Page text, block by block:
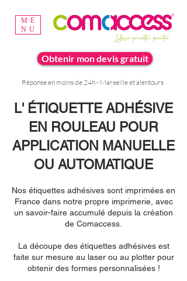
Obtenir mon devis gratuit
Réponse en moins de 24h - Marseille et alentours
ME
NU
L' ÉTIQUETTE ADHÉSIVE
EN ROULEAU POUR
APPLICATION MANUELLE
OU AUTOMATIQUE
Nos étiquettes adhésives sont imprimées en
France dans notre propre imprimerie, avec
un savoir-faire accumulé depuis la création
de Comaccess.
La découpe des étiquettes adhésives est
faite sur mesure au laser ou au plotter pour
obtenir des formes personnalisées !